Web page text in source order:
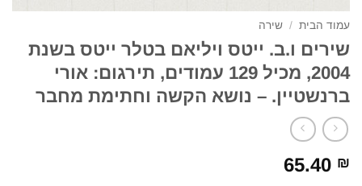
עמוד הבית / שירה
שירים ו.ב. ייטס ויליאם בטלר ייטס בשנת
2004, מכיל 129 עמודים, תירגום: אורי
ברנשטיין. – נושא הקשה וחתימת מחבר
65.40 ₪